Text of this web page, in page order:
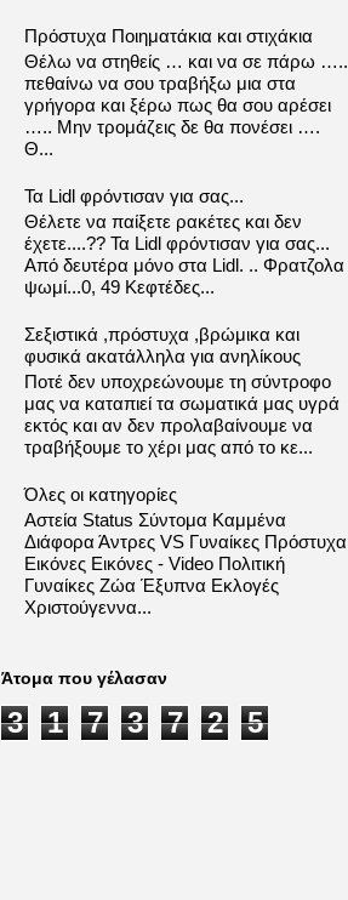
Πρόστυχα Ποιηματάκια και στιχάκια
Θέλω να στηθείς … και να σε πάρω …..
πεθαίνω να σου τραβήξω μια στα
γρήγορα και ξέρω πως θα σου αρέσει
….. Μην τρομάζεις δε θα πονέσει ….
Θ...
Τα Lidl φρόντισαν για σας...
Θέλετε να παίξετε ρακέτες και δεν
έχετε....?? Τα Lidl φρόντισαν για σας...
Από δευτέρα μόνο στα Lidl. .. Φρατζολα
ψωμί...0, 49 Κεφτέδες...
Σεξιστικά ,πρόστυχα ,βρώμικα και
φυσικά ακατάλληλα για ανηλίκους
Ποτέ δεν υποχρεώνουμε τη σύντροφο
μας να καταπιεί τα σωματικά μας υγρά
εκτός και αν δεν προλαβαίνουμε να
τραβήξουμε το χέρι μας από το κε...
Όλες οι κατηγορίες
Αστεία Status Σύντομα Καμμένα
Διάφορα Άντρες VS Γυναίκες Πρόστυχα
Εικόνες Εικόνες - Video Πολιτική
Γυναίκες Ζώα Έξυπνα Εκλογές
Χριστούγεννα...
Άτομα που γέλασαν
3 1 7 3 7 2 5